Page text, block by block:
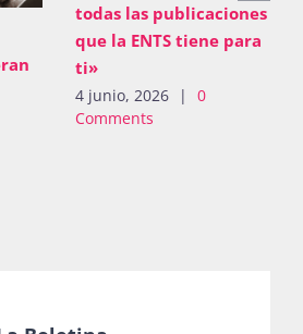
todas las publicaciones
que la ENTS tiene para
ti»
4 junio, 2026 |
0
Comments